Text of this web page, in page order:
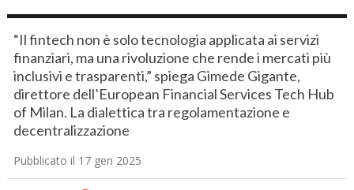
“Il fintech non è solo tecnologia applicata ai servizi
finanziari, ma una rivoluzione che rende i mercati più
inclusivi e trasparenti,” spiega Gimede Gigante,
direttore dell’European Financial Services Tech Hub
of Milan. La dialettica tra regolamentazione e
decentralizzazione
Pubblicato il 17 gen 2025